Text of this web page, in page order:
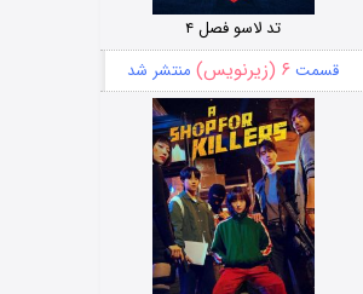
تد لاسو فصل ۴
قسمت ۶ (زیرنویس) منتشر شد